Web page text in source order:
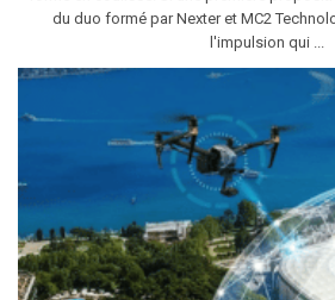
du duo formé par Nexter et MC2
l'impulsion qui ...